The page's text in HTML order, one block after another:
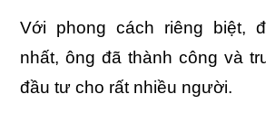
Với phong cách riêng biệt,
nhất, ông đã thành công và
đầu tư cho rất nhiều người.